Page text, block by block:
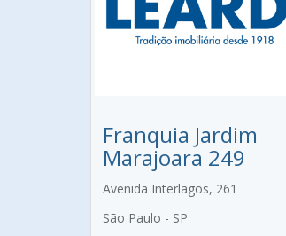
Franquia Jardim
Marajoara 249
Avenida Interlagos, 261
São Paulo - SP